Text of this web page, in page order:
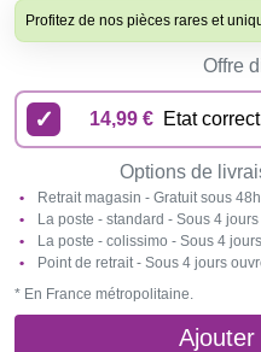
Profitez de nos pièces rares et
Offre
14,99 € Etat correct
Options de
Retrait magasin - Gratuit sous 48h
La poste - standard - Sous 4
La poste - colissimo - Sous 4
Point de retrait - Sous 4 jours
* En France métropolitaine.